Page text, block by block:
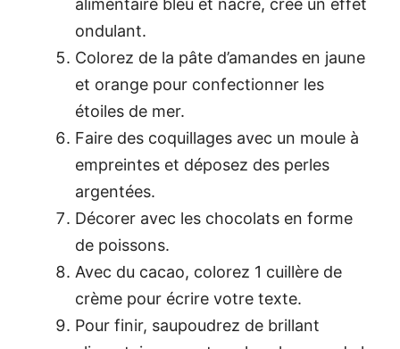
alimentaire bleu et nacré, crée un effet
ondulant.
Colorez de la pâte d’amandes en jaune
et orange pour confectionner les
étoiles de mer.
Faire des coquillages avec un moule à
empreintes et déposez des perles
argentées.
Décorer avec les chocolats en forme
de poissons.
Avec du cacao, colorez 1 cuillère de
crème pour écrire votre texte.
Pour finir, saupoudrez de brillant